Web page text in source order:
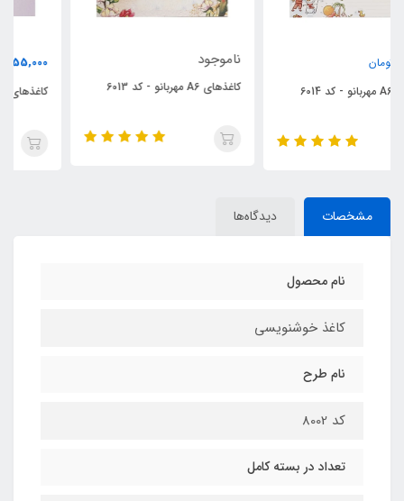
ناموجود
کاغذهای A6 مهربانو - کد 6013
کاغذهای A6 مهربانو - کد 6001
مشخصات دیدگاه‌ها
نام محصول
کاغذ خوشنویسی
نام طرح
کد 8002
تعداد در بسته کامل